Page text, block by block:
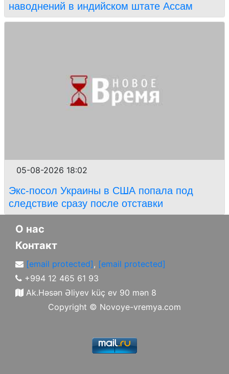
наводнений в индийском штате Ассам
05-08-2026 18:02
Экс-посол Украины в США попала под
следствие сразу после отставки
О нас
Контакт
[email protected], [email protected]
+994 12 465 61 93
Ak.Həsən Əliyev küç ev 90 mən 8
Copyright © Novoye-vremya.com